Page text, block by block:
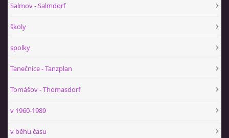
Salmov - Salmdorf
školy
spolky
Tanečnice - Tanzplan
Tomášov - Thomasdorf
v 1960-1989
v běhu času